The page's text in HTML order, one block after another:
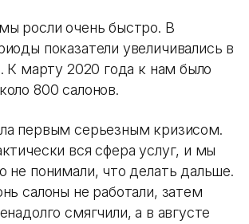
росли очень быстро. В
показатели увеличивались в
К марту 2020 года к нам было
800 салонов.
первым серьезным кризисом.
вся сфера услуг, и мы
не понимали, что делать дальше.
салоны не работали, затем
смягчили, а в августе